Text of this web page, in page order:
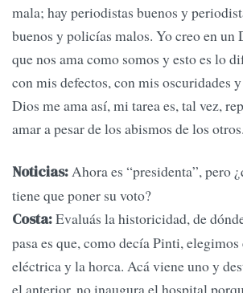
mala; hay periodistas buenos y
buenos y policías malos. Yo creo en un
que nos ama como somos y esto es lo
con mis defectos, con mis oscuridades
Dios me ama así, mi tarea es, tal vez,
amar a pesar de los abismos de los otros.
Noticias:Ahora es “presidenta”, pero
tiene que poner su voto?
Costa:Evaluás la historicidad, de
pasa es que, como decía Pinti,
eléctrica y la horca. Acá viene uno y